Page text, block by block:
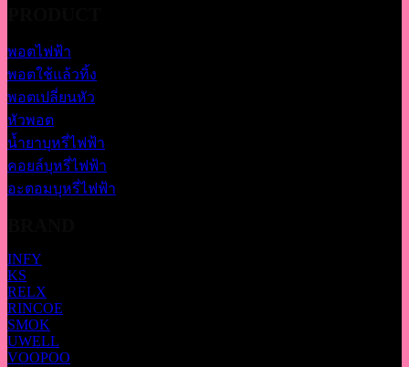
พอตไฟฟ้า
พอตใช้แล้วทิ้ง
พอตเปลี่ยนหัว
หัวพอต
น้ำยาบุหรี่ไฟฟ้า
คอยล์บุหรี่ไฟฟ้า
อะตอมบุหรี่ไฟฟ้า
INFY
KS
RELX
RINCOE
SMOK
UWELL
VOOPOO